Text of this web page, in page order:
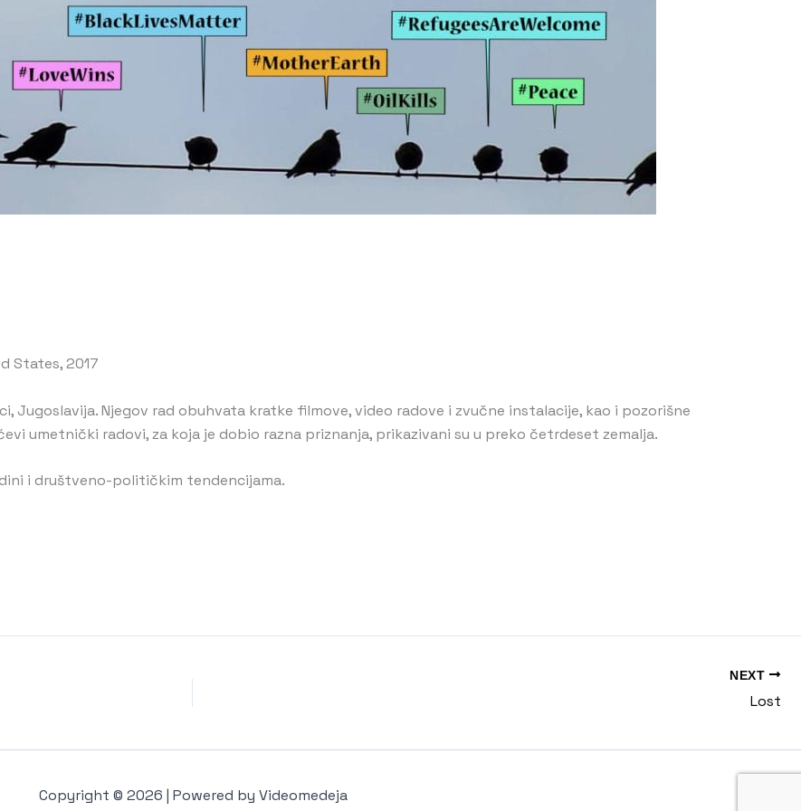
States, 2017
Jugoslavija. Njegov rad obuhvata kratke filmove, video radove i zvučne instalacije, kao i pozorišne
umetnički radovi, za koja je dobio razna priznanja, prikazivani su u preko četrdeset zemalja.
i društveno-političkim tendencijama.
NEXT
Lost
Copyright © 2026 | Powered by Videomedeja